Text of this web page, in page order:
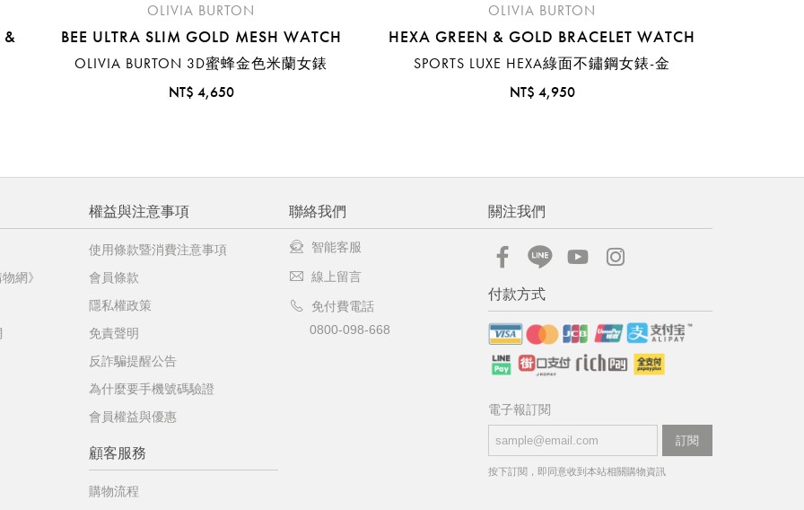
&
OLIVIA BURTON
BEE ULTRA SLIM GOLD MESH WATCH
OLIVIA BURTON 3D蜜蜂金色米蘭女錶
NT$ 4,650
OLIVIA BURTON
HEXA GREEN & GOLD BRACELET WATCH
SPORTS LUXE HEXA綠面不鏽鋼女錶-金
NT$ 4,950
網》
權益與注意事項
使用條款暨消費注意事項
會員條款
隱私權政策
免責聲明
反詐騙提醒公告
為什麼要手機號碼驗證
會員權益與優惠
顧客服務
購物流程
聯絡我們
智能客服
線上留言
免付費電話
0800-098-668
關注我們
付款方式
電子報訂閱
訂閱
按下訂閱，即同意收到本站相關購物資訊